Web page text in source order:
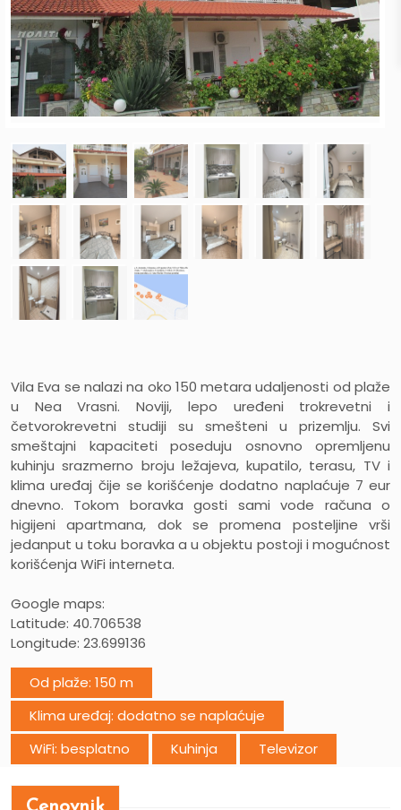
Vila Eva se nalazi na oko 150 metara udaljenosti od plaže
u Nea Vrasni. Noviji, lepo uređeni trokrevetni i
četvorokrevetni studiji su smešteni u prizemlju. Svi
smeštajni kapaciteti poseduju osnovno opremljenu
kuhinju srazmerno broju ležajeva, kupatilo, terasu, TV i
klima uređaj čije se korišćenje dodatno naplaćuje 7 eur
dnevno. Tokom boravka gosti sami vode računa o
higijeni apartmana, dok se promena posteljine vrši
jedanput u toku boravka a u objektu postoji i mogućnost
korišćenja WiFi interneta.
Google maps:
Latitude: 40.706538
Longitude: 23.699136
Od plaže: 150 m
Klima uređaj: dodatno se naplaćuje
WiFi: besplatno
Kuhinja Televizor